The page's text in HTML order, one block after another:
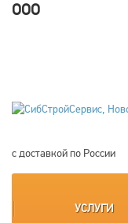
ООО
с доставкой по России
УСЛУГИ